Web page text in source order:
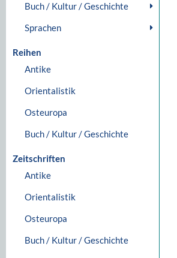
Buch / Kultur / Geschichte
Sprachen
Reihen
Antike
Orientalistik
Osteuropa
Buch / Kultur / Geschichte
Zeitschriften
Antike
Orientalistik
Osteuropa
Buch / Kultur / Geschichte